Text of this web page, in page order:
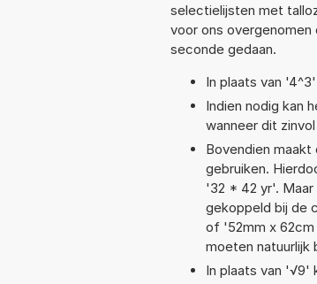
selectielijsten met
voor ons
seconde gedaan.
In plaats van
Indien nodig kan
wanneer dit zinvol
Bovendien
gebruiken.
'32 * 42 yr'. Maar
gekoppeld bij de
of '52mm x 62cm
moeten natuurlijk
In plaats van '√9'